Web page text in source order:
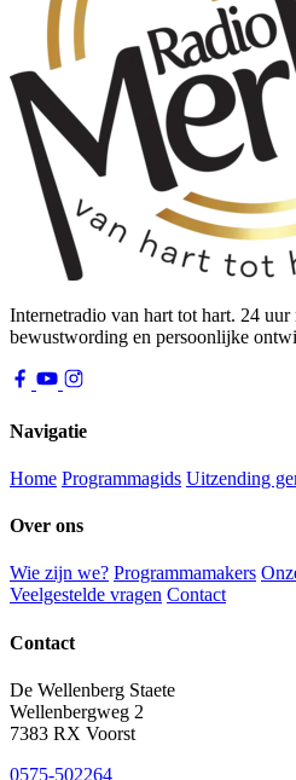
Internetradio van hart tot hart. 24
bewustwording en persoonlijke
Navigatie
Home Programmagids Uitzending
Over ons
Wie zijn we? Programmamakers
Veelgestelde vragen Contact
Contact
De Wellenberg Staete
Wellenbergweg 2
7383 RX Voorst
0575-502264